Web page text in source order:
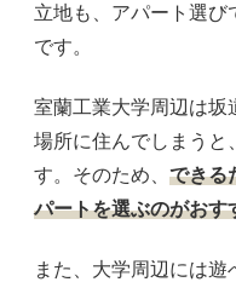
立地も、アパート選び
です。
室蘭工業大学周辺は坂
場所に住んでしまうと
す。そのため、 できる
パートを選ぶのがおす
また、大学周辺には